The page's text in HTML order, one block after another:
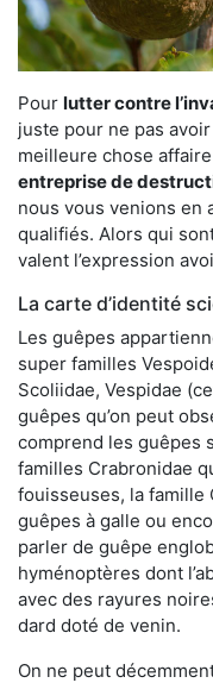
Pour lutter contre
juste pour ne pas
meilleure chose
entreprise de
nous vous venions en
qualifiés. Alors qui
valent l’expression
La carte d’identité
Les guêpes
super familles
Scoliidae, Vespidae
guêpes qu’on peut
comprend les guêpes
familles Crabronidae
fouisseuses, la famille
guêpes à galle ou
parler de guêpe
hyménoptères dont
avec des rayures
dard doté de venin.
On ne peut